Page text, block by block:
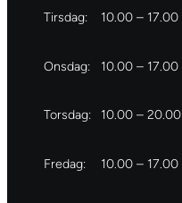
Tirsdag: 10.00 – 17.00
Onsdag: 10.00 – 17.00
Torsdag: 10.00 – 20.00
Fredag: 10.00 – 17.00